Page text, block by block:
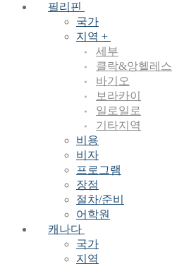
필리핀
국가
지역 +
세부
클락&앙헬레스
바기오
보라카이
일로일로
기타지역
비용
비자
프로그램
장점
절차/준비
어학원
캐나다
국가
지역